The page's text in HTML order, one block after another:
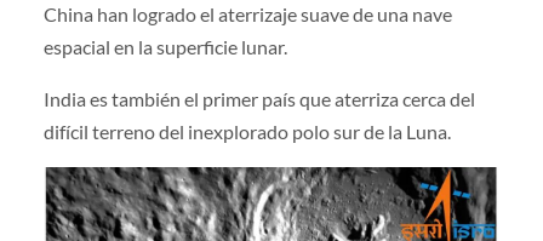
China han logrado el aterrizaje suave de una nave
espacial en la superficie lunar.
India es también el primer país que aterriza cerca del
difícil terreno del inexplorado polo sur de la Luna.